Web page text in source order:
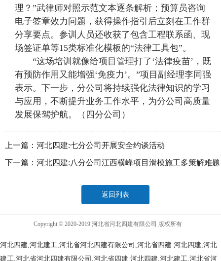
理？”武律师对照示范文本逐条解析；预算员咨询
电子签章效力问题，获得操作指引后立刻在工作群
分享要点。参训人员还收获了包含工程联系函、现
场签证单等15类标准化模板的“法律工具包”。
“这场培训就像给项目管理打了‘法律疫苗’，既
有预防作用又能增强‘免疫力’。”项目副经理李同强
表示。下一步，分公司将持续强化法律知识的学习
与应用，不断提升业务工作水平，为分公司高质量
发展保驾护航。（四分公司）
上一篇： 河北四建:七分公司开展安全约谈活动
下一篇： 河北四建:八分公司江西横峰项目滑模施工多策解难题
返回列表
Copyright © 2020-2019 河北省河北四建有限公司 版权所有
河北四建,河北建工,河北省河北四建有限公司,河北省四建 河北四建,河北
建工,河北省河北四建有限公司,河北省四建 河北四建,河北建工,河北省河